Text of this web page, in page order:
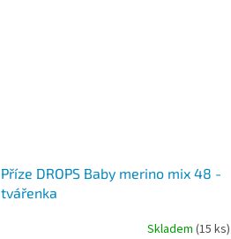
Příze DROPS Baby merino mix 48 -
tvářenka
Skladem (15 ks)